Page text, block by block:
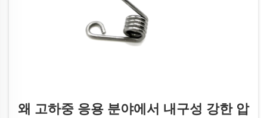
왜 고하중 응용 분야에서 내구성 강한 압